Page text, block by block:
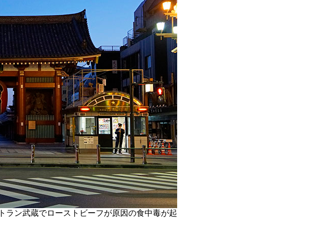
ン武蔵でローストビーフが原因の食中毒が起